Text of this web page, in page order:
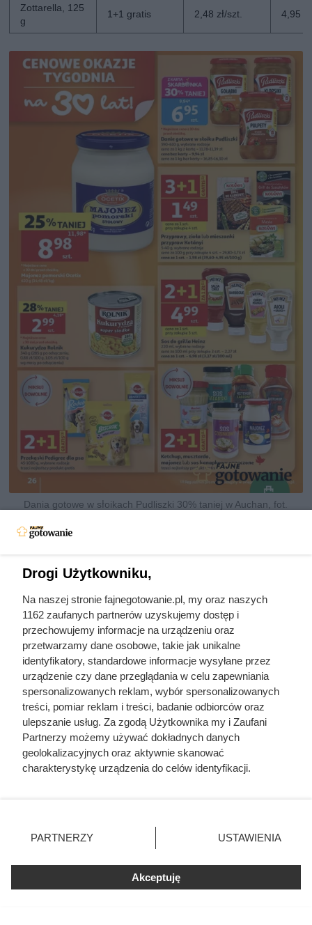
Zottarella, 125
g
1+1 gratis 2,48 zł/szt. 4,95
Dania gotowe w słoikach Pudliszki 30% taniej w Auchan, fot.
Drogi Użytkowniku,
Na naszej stronie fajnegotowanie.pl, my oraz naszych
1162 zaufanych partnerów uzyskujemy dostęp i
przechowujemy informacje na urządzeniu oraz
przetwarzamy dane osobowe, takie jak unikalne
identyfikatory, standardowe informacje wysyłane przez
urządzenie czy dane przeglądania w celu zapewniania
spersonalizowanych reklam, wybór spersonalizowanych
treści, pomiar reklam i treści, badanie odbiorców oraz
ulepszanie usług. Za zgodą Użytkownika my i Zaufani
Partnerzy możemy używać dokładnych danych
geolokalizacyjnych oraz aktywnie skanować
charakterystykę urządzenia do celów identyfikacji.
zmienić/wycofać klikając przycisk ustawień prywatności
znajdujący się w lewym dolnym rogu strony
rodzaje przetwarzania danych nie wymagają zgody
użytkownika, ale masz prawo sprzeciwić się takiemu
przetwarzaniu. Preferencje będą miały zastosowania tylko
PARTNERZY USTAWIENIA
Akceptuję